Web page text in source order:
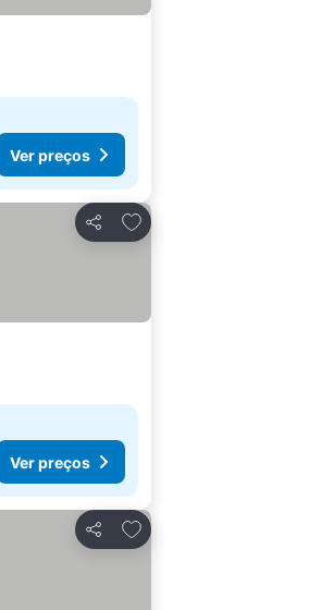
Ver preços
Partilhar
Adicionar aos favoritos
Ver preços
Partilhar
Adicionar aos favoritos